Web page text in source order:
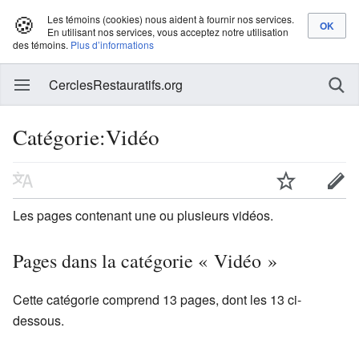
🍪
Les témoins (cookies) nous aident à fournir nos services.
En utilisant nos services, vous acceptez notre utilisation
des témoins. Plus d’informations
CerclesRestauratifs.org
Catégorie:Vidéo
Les pages contenant une ou plusieurs vidéos.
Pages dans la catégorie « Vidéo »
Cette catégorie comprend 13 pages, dont les 13 ci-
dessous.